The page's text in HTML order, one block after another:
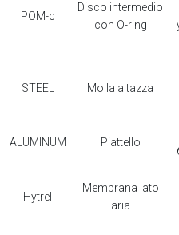
POM-c
Disco intermedio
con O-ring
STEEL Molla a tazza
ALUMINUM Piattello
Hytrel
Membrana lato
aria